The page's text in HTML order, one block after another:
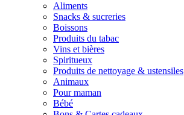
Aliments
Snacks & sucreries
Boissons
Produits du tabac
Vins et bières
Spiritueux
Produits de nettoyage & ustensiles
Animaux
Pour maman
Bébé